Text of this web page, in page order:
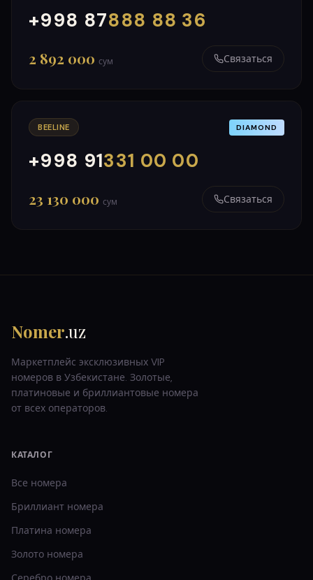
+998 87888 88 36
000
999
2 892 000 сум Связаться
BEELINE DIAMOND
+998 91331 00 00
000
999
23 130 000 сум Связаться
Nomer.uz
Маркетплейс эксклюзивных VIP
номеров в Узбекистане. Золотые,
платиновые и бриллиантовые номера
от всех операторов.
КАТАЛОГ
Все номера
Бриллиант номера
Платина номера
Золото номера